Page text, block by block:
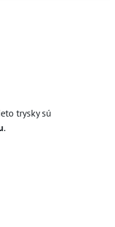
trysky sú
.